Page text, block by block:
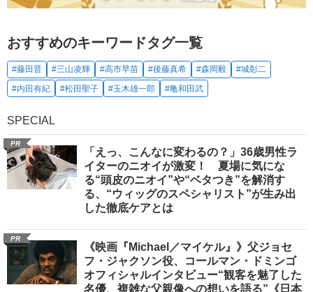
おすすめのキーワードタグ一覧
#藤田晋 #三山凌輝 #高市早苗 #後藤真希 #森岡毅
#城彰二
#内田有紀
#松田聖子 #玉木雄一郎 #亀和田武
SPECIAL
PR
「えっ、こんなに変わるの？」36歳男性ラ
イターのニオイが激変！ 夏場に気にな
る“頭皮のニオイ”や“ベタつき”を解消す
る、“ウィッグのスペシャリスト”が生み出
した徹底ケアとは
PR
《映画『Michael／マイケル』》父ジョセ
フ・ジャクソン役、コールマン・ドミンゴ
オフィシャルインタビュー“観客を魅了した
名優、複雑な父親像への想いを語る”《日本